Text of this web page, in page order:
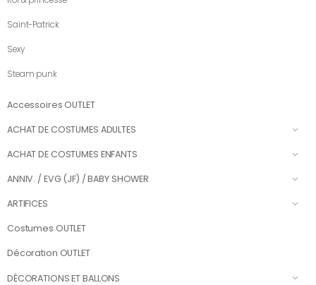
Saint-Patrick
Sexy
Steam punk
Accessoires OUTLET
ACHAT DE COSTUMES ADULTES
ACHAT DE COSTUMES ENFANTS
ANNIV. / EVG (JF) / BABY SHOWER
ARTIFICES
Costumes OUTLET
Décoration OUTLET
DÉCORATIONS ET BALLONS